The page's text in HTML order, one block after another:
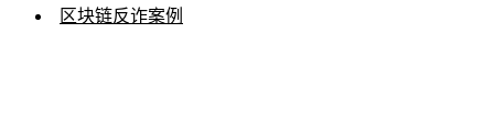
区块链反诈案例